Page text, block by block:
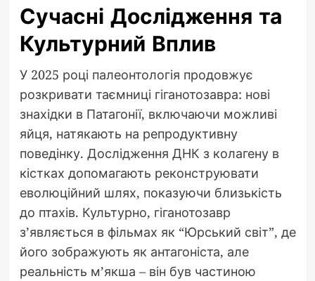
Сучасні Дослідження та
Культурний Вплив
У 2025 році палеонтологія продовжує
розкривати таємниці гіганотозавра: нові
знахідки в Патагонії, включаючи можливі
яйця, натякають на репродуктивну
поведінку. Дослідження ДНК з колагену в
кістках допомагають реконструювати
еволюційний шлях, показуючи близькість
до птахів. Культурно, гіганотозавр
з’являється в фільмах як “Юрський світ”, де
його зображують як антагоніста, але
реальність м’якша – він був частиною